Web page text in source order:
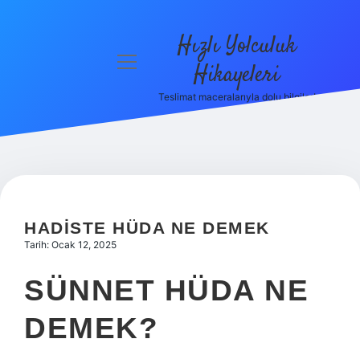
Hakkımızda
menüyü
Hızlı Yolculuk
Hikayeleri
Teslimat maceralarıyla dolu bilgiler!
HADISTE HÜDA NE DEMEK
Tarih: Ocak 12, 2025
SÜNNET HÜDA NE
DEMEK?